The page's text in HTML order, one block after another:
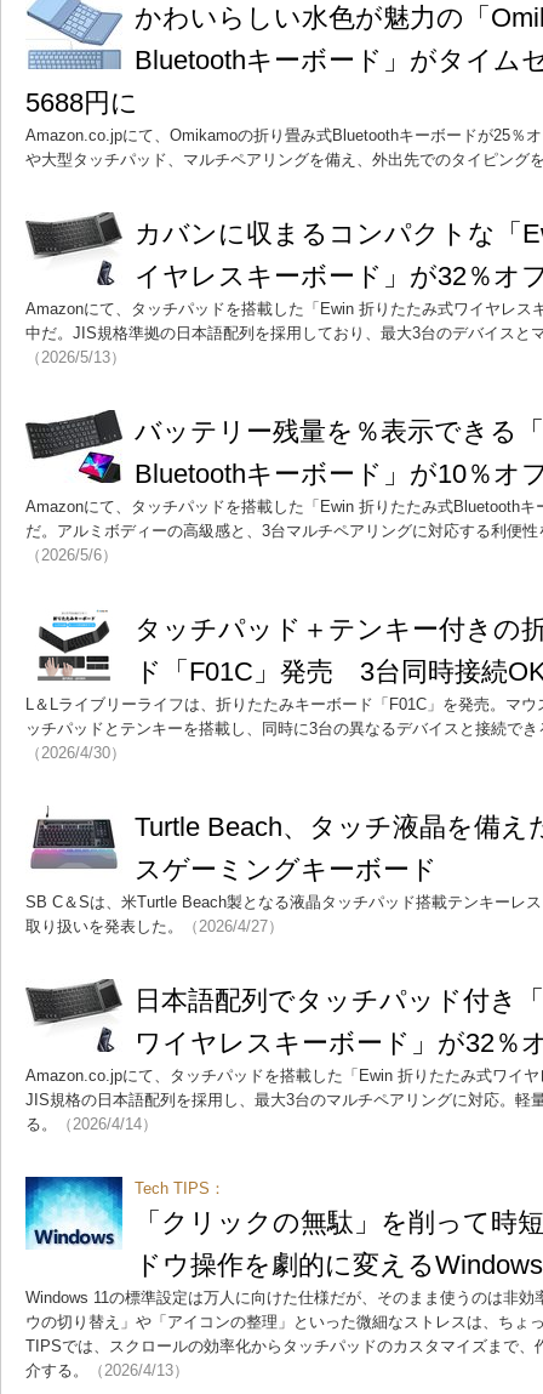
かわいらしい水色が魅力の「
Bluetoothキーボード」がタイム
5688円に
Amazon.co.jpにて、Omikamoの折り畳み式Bluetoothキーボードが25％
や大型タッチパッド、マルチペアリングを備え、外出先でのタイピング
カバンに収まるコンパクトな「
イヤレスキーボード」が32％オ
Amazonにて、タッチパッドを搭載した「Ewin 折りたたみ式ワイヤレス
中だ。JIS規格準拠の日本語配列を採用しており、最大3台のデバイスと
（2026/5/13）
バッテリー残量を％表示できる
Bluetoothキーボード」が10％オ
Amazonにて、タッチパッドを搭載した「Ewin 折りたたみ式Bluetooth
だ。アルミボディーの高級感と、3台マルチペアリングに対応する利便
（2026/5/6）
タッチパッド＋テンキー付きの
ド「F01C」発売 3台同時接続
L＆Lライブリーライフは、折りたたみキーボード「F01C」を発売。マ
ッチパッドとテンキーを搭載し、同時に3台の異なるデバイスと接続で
（2026/4/30）
Turtle Beach、タッチ液晶を備え
スゲーミングキーボード
SB C＆Sは、米Turtle Beach製となる液晶タッチパッド搭載テンキーレ
取り扱いを発表した。
（2026/4/27）
日本語配列でタッチパッド付き
ワイヤレスキーボード」が32％
Amazon.co.jpにて、タッチパッドを搭載した「Ewin 折りたたみ式ワイ
JIS規格の日本語配列を採用し、最大3台のマルチペアリングに対応。軽
る。
（2026/4/14）
Tech TIPS：
「クリックの無駄」を削って時
ドウ操作を劇的に変える
Windows 11の標準設定は万人に向けた仕様だが、そのまま使うのは非
ウの切り替え」や「アイコンの整理」といった微細なストレスは、ちょ
TIPSでは、スクロールの効率化からタッチパッドのカスタマイズまで
介する。
（2026/4/13）